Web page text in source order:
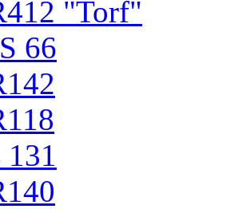
"Torf"
66